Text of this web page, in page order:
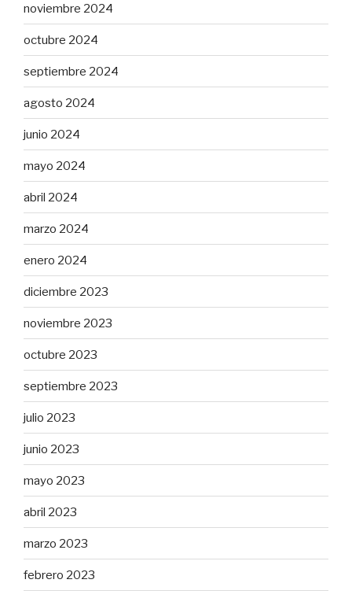
noviembre 2024
octubre 2024
septiembre 2024
agosto 2024
junio 2024
mayo 2024
abril 2024
marzo 2024
enero 2024
diciembre 2023
noviembre 2023
octubre 2023
septiembre 2023
julio 2023
junio 2023
mayo 2023
abril 2023
marzo 2023
febrero 2023